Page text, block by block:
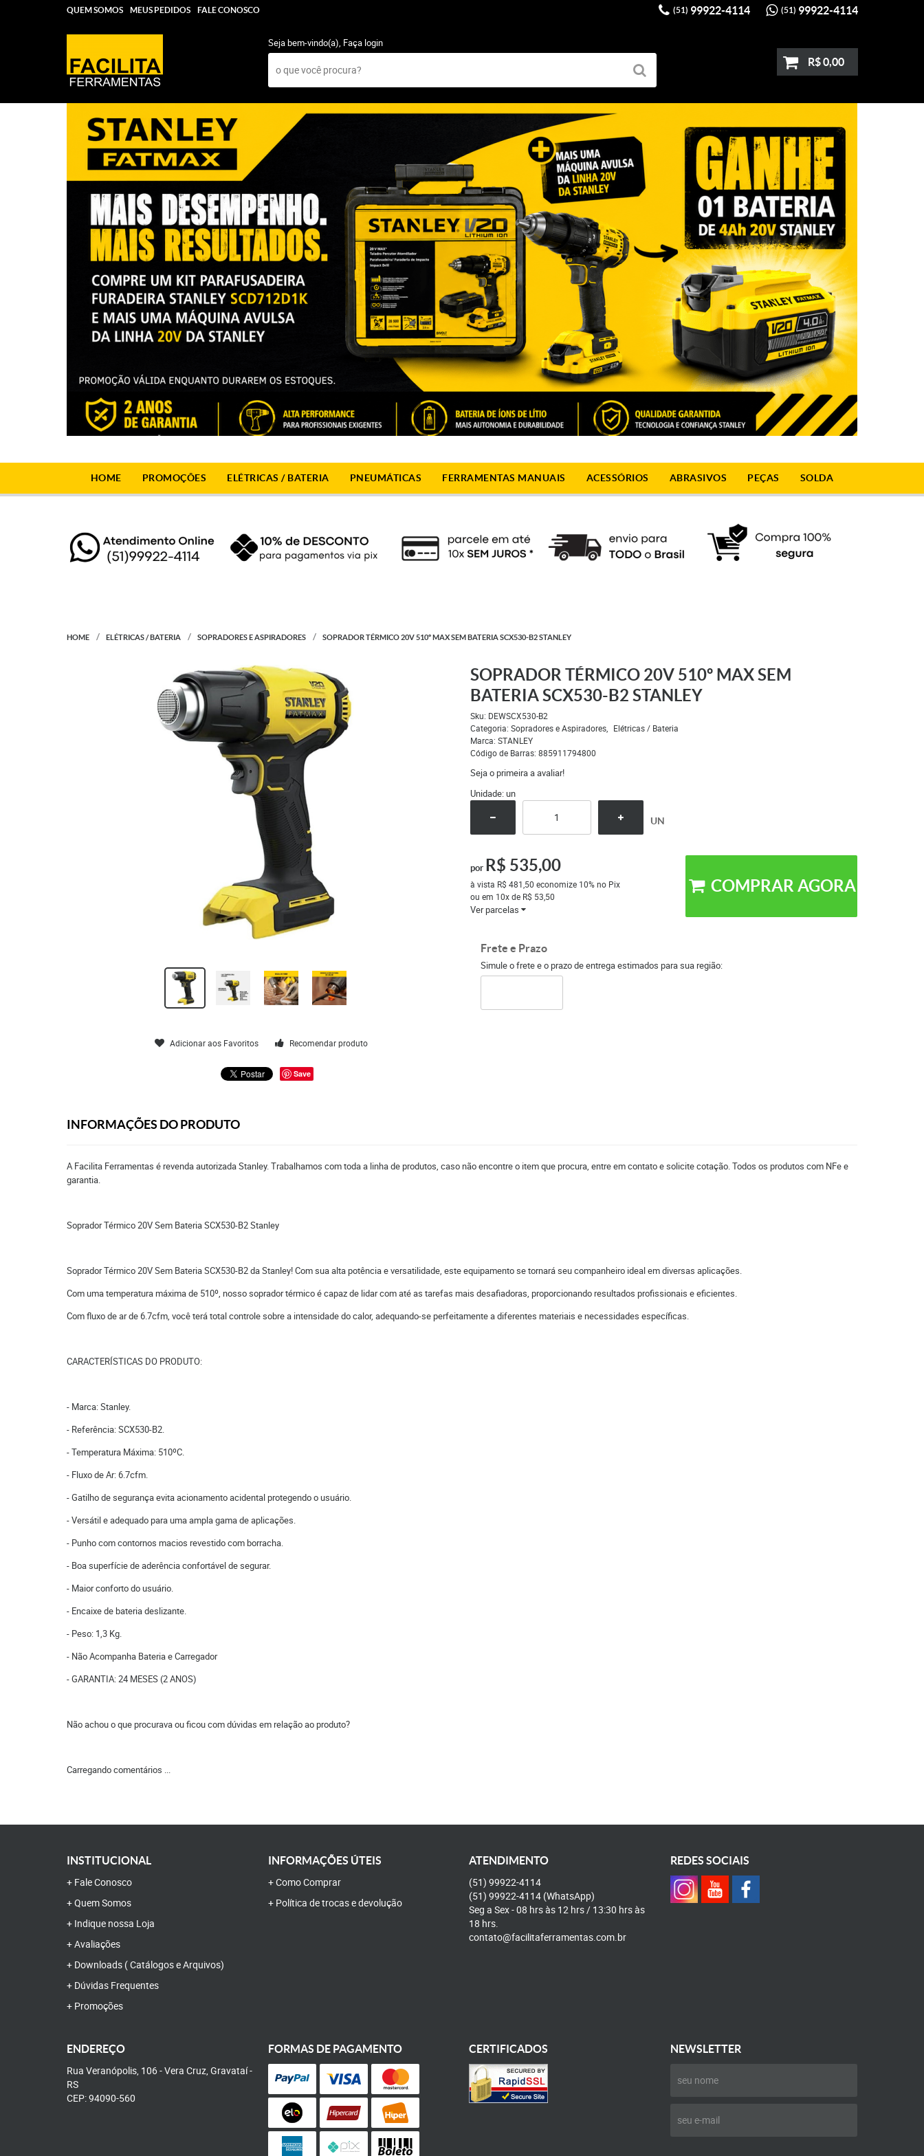
QUEM SOMOS MEUS PEDIDOS FALE CONOSCO (51) 99922-4114 (51) 99922-4114
Seja bem-vindo(a), Faça login
R$ 0,00
HOME PROMOÇÕES ELÉTRICAS / BATERIA PNEUMÁTICAS FERRAMENTAS MANUAIS ACESSÓRIOS ABRASIVOS PEÇAS SOLDA
HOME ELÉTRICAS / BATERIA SOPRADORES E ASPIRADORES SOPRADOR TÉRMICO 20V 510º MAX SEM BATERIA SCX530-B2 STANLEY
Adicionar aos Favoritos Recomendar produto
Save
SOPRADOR TÉRMICO 20V 510º MAX SEM
BATERIA SCX530-B2 STANLEY
Sku: DEWSCX530-B2
Categoria: Sopradores e Aspiradores
Elétricas / Bateria
Marca: STANLEY
Código de Barras: 885911794800
Seja o primeira a avaliar!
Unidade: un
UN
por R$ 535,00
à vista R$ 481,50 economize 10%no Pix
ou em 10xde R$ 53,50
Ver parcelas
COMPRAR AGORA
Frete e Prazo
Simule o frete e o prazo de entrega estimados para sua região:
INFORMAÇÕES DO PRODUTO
A Facilita Ferramentas é revenda autorizada Stanley. Trabalhamos com toda a linha de produtos, caso não encontre o item que procura, entre em contato e solicite cotação. Todos os produtos com NFe e
garantia.
Soprador Térmico 20V Sem Bateria SCX530-B2 Stanley
Soprador Térmico 20V Sem Bateria SCX530-B2 da Stanley! Com sua alta potência e versatilidade, este equipamento se tornará seu companheiro ideal em diversas aplicações.
Com uma temperatura máxima de 510º, nosso soprador térmico é capaz de lidar com até as tarefas mais desafiadoras, proporcionando resultados profissionais e eficientes.
Com fluxo de ar de 6.7cfm, você terá total controle sobre a intensidade do calor, adequando-se perfeitamente a diferentes materiais e necessidades específicas.
CARACTERÍSTICAS DO PRODUTO:
- Marca: Stanley.
- Referência: SCX530-B2.
- Temperatura Máxima: 510ºC.
- Fluxo de Ar: 6.7cfm.
- Gatilho de segurança evita acionamento acidental protegendo o usuário.
- Versátil e adequado para uma ampla gama de aplicações.
- Punho com contornos macios revestido com borracha.
- Boa superfície de aderência confortável de segurar.
- Maior conforto do usuário.
- Encaixe de bateria deslizante.
- Peso: 1,3 Kg.
- Não Acompanha Bateria e Carregador
- GARANTIA: 24 MESES (2 ANOS)
Não achou o que procurava ou ficou com dúvidas em relação ao produto?
Carregando comentários ...
INSTITUCIONAL
Fale Conosco
Quem Somos
Indique nossa Loja
Avaliações
Downloads ( Catálogos e Arquivos)
Dúvidas Frequentes
Promoções
INFORMAÇÕES ÚTEIS
Como Comprar
Política de trocas e devolução
ATENDIMENTO
(51) 99922-4114
(51) 99922-4114 (WhatsApp)
Seg a Sex - 08 hrs às 12 hrs / 13:30 hrs às
18 hrs.
contato@facilitaferramentas.com.br
REDES SOCIAIS
ENDEREÇO
Rua Veranópolis, 106-Vera Cruz, Gravataí-
RS
CEP: 94090-560
FORMAS DE PAGAMENTO CERTIFICADOS NEWSLETTER